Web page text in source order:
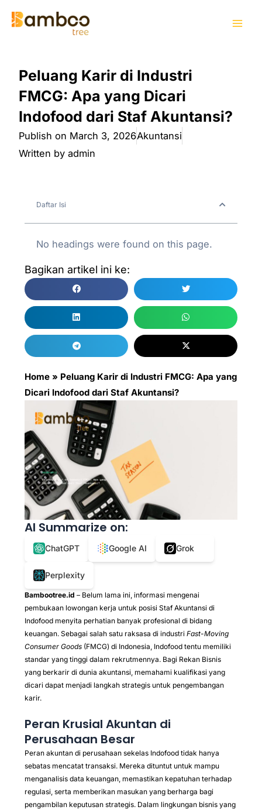
Peluang Karir di Industri
FMCG: Apa yang Dicari
Indofood dari Staf Akuntansi?
Publish on March 3, 2026Akuntansi
Written by admin
Daftar Isi
No headings were found on this page.
Bagikan artikel ini ke:
Home » Peluang Karir di Industri FMCG: Apa yang
Dicari Indofood dari Staf Akuntansi?
AI Summarize on:
ChatGPT Google AI Grok
Perplexity
Bambootree.id – Belum lama ini, informasi mengenai
pembukaan lowongan kerja untuk posisi Staf Akuntansi di
Indofood menyita perhatian banyak profesional di bidang
keuangan. Sebagai salah satu raksasa di industri Fast-Moving
Consumer Goods (FMCG) di Indonesia, Indofood tentu memiliki
standar yang tinggi dalam rekrutmennya. Bagi Rekan Bisnis
yang berkarir di dunia akuntansi, memahami kualifikasi yang
dicari dapat menjadi langkah strategis untuk pengembangan
karir.
Peran Krusial Akuntan di
Perusahaan Besar
Peran akuntan di perusahaan sekelas Indofood tidak hanya
sebatas mencatat transaksi. Mereka dituntut untuk mampu
menganalisis data keuangan, memastikan kepatuhan terhadap
regulasi, serta memberikan masukan yang berharga bagi
pengambilan keputusan strategis. Dalam lingkungan bisnis yang